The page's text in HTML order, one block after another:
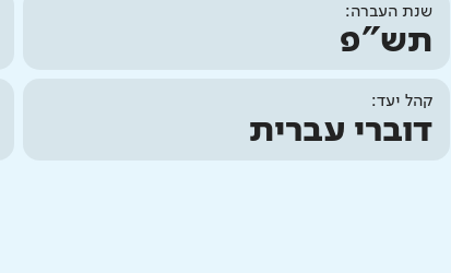
שנת העברה:
תש"פ
קהל יעד:
דוברי עברית